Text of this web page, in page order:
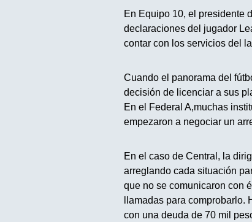
En Equipo 10, el presidente
declaraciones del jugador
contar con los servicios del
Cuando el panorama del
decisión de licenciar a sus
En el Federal A,muchas
empezaron a negociar un
En el caso de Central, la
arreglando cada situación
que no se comunicaron con
llamadas para
con una deuda de 70 mil